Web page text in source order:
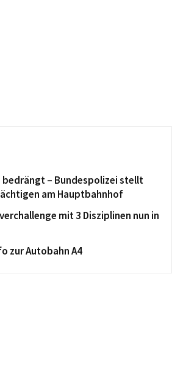
– Bundespolizei stellt
am Hauptbahnhof
mit 3 Disziplinen nun in
zur Autobahn A4